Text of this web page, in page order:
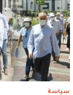
سياسة